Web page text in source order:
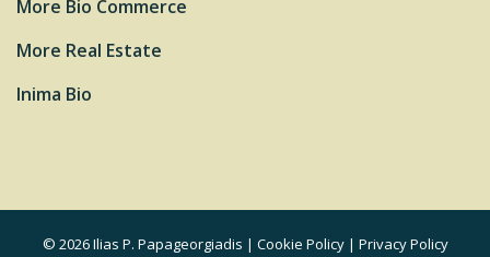
More Bio Commerce
More Real Estate
Inima Bio
© 2026 Ilias P. Papageorgiadis | Cookie Policy| Privacy Policy